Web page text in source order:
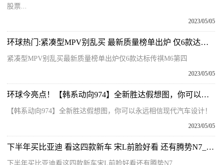
股票...
2023/05/05
环球热门:紧凑型MPV别乱买 最新质量榜单出炉 仅6款达标 传祺M6第四
紧凑型MPV别乱买最新质量榜单出炉仅6款达标传祺M6第四
2023/05/05
环球今亮点！【韩系动向974】全新胜达假想图，你可以永远相信现代汽车设计！
【韩系动向974】全新胜达假想图，你可以永远相信现代汽车设计！
2023/05/05
下半年买比亚迪 看这四款新车 宋L前脸好看 还有腾势N7_每日消息
下半年买比亚迪看这四款新车宋L前脸好看还有腾势N7